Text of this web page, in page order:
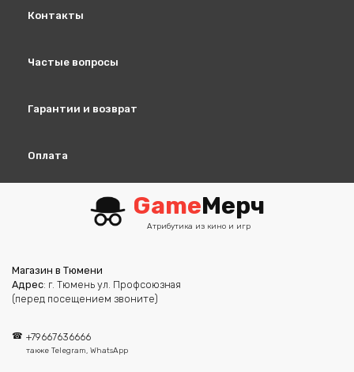
Контакты
Частые вопросы
Гарантии и возврат
Оплата
GameМерч
Атрибутика из кино и игр
Магазин в Тюмени
Адрес: г. Тюмень ул. Профсоюзная
(перед посещением звоните)
+79667636666
также Telegram, WhatsApp